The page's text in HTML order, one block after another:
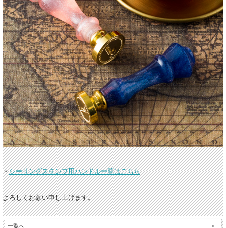
・シーリングスタンプ用ハンドル一覧はこちら
よろしくお願い申し上げます。
一覧へ